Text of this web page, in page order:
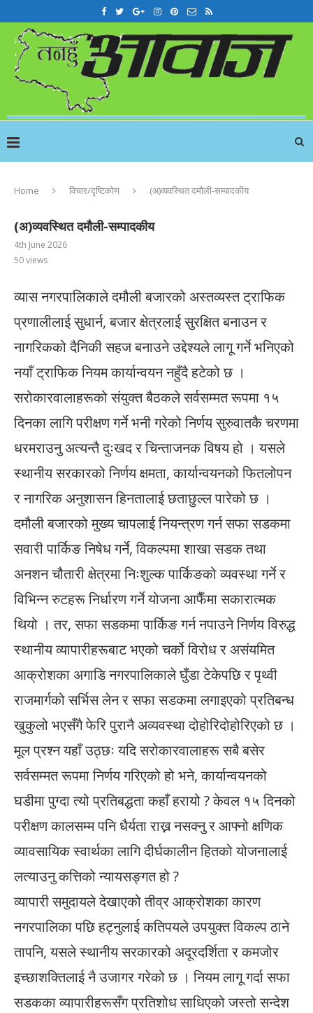
Home विचार/दृष्टिकोण (अ)व्यवस्थित दमौली-सम्पादकीय
(अ)व्यवस्थित दमौली-सम्पादकीय
4th June 2026
50views
व्यास नगरपालिकाले दमौली बजारको अस्तव्यस्त ट्राफिक
प्रणालीलाई सुधार्न, बजार क्षेत्रलाई सुरक्षित बनाउन र
नागरिकको दैनिकी सहज बनाउने उद्देश्यले लागू गर्ने भनिएको
नयाँ ट्राफिक नियम कार्यान्वयन नहुँदै हटेको छ ।
सरोकारवालाहरूको संयुक्त बैठकले सर्वसम्मत रूपमा १५
दिनका लागि परीक्षण गर्ने भनी गरेको निर्णय सुरुवातकै चरणमा
धरमराउनु अत्यन्तै दुःखद र चिन्ताजनक विषय हो । यसले
स्थानीय सरकारको निर्णय क्षमता, कार्यान्वयनको फितलोपन
र नागरिक अनुशासन हिनतालाई छताछुल्ल पारेको छ ।
दमौली बजारको मुख्य चापलाई नियन्त्रण गर्न सफा सडकमा
सवारी पार्किङ निषेध गर्ने, विकल्पमा शाखा सडक तथा
अनशन चौतारी क्षेत्रमा निःशुल्क पार्किङको व्यवस्था गर्ने र
विभिन्न रुटहरू निर्धारण गर्ने योजना आफैँमा सकारात्मक
थियो । तर, सफा सडकमा पार्किङ गर्न नपाउने निर्णय विरुद्ध
स्थानीय व्यापारीहरूबाट भएको चर्को विरोध र असंयमित
आक्रोशका अगाडि नगरपालिकाले घुँडा टेकेपछि र पृथ्वी
राजमार्गको सर्भिस लेन र सफा सडकमा लगाइएको प्रतिबन्ध
खुकुलो भएसँगै फेरि पुरानै अव्यवस्था दोहोरिदोहोरिएको छ ।
मूल प्रश्न यहाँ उठ्छः यदि सरोकारवालाहरू सबै बसेर
सर्वसम्मत रूपमा निर्णय गरिएको हो भने, कार्यान्वयनको
घडीमा पुग्दा त्यो प्रतिबद्धता कहाँ हरायो ? केवल १५ दिनको
परीक्षण कालसम्म पनि धैर्यता राख्न नसक्नु र आफ्नो क्षणिक
व्यावसायिक स्वार्थका लागि दीर्घकालीन हितको योजनालाई
लत्याउनु कत्तिको न्यायसङ्गत हो ?
व्यापारी समुदायले देखाएको तीव्र आक्रोशका कारण
नगरपालिका पछि हट्नुलाई कतिपयले उपयुक्त विकल्प ठाने
तापनि, यसले स्थानीय सरकारको अदूरदर्शिता र कमजोर
इच्छाशक्तिलाई नै उजागर गरेको छ । नियम लागू गर्दा सफा
सडकका व्यापारीहरूसँग प्रतिशोध साधिएको जस्तो सन्देश